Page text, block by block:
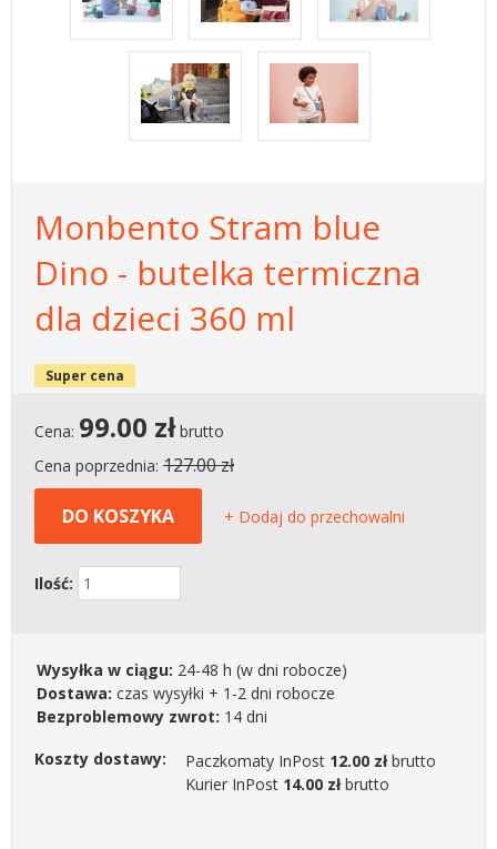
Monbento Stram blue
Dino - butelka termiczna
dla dzieci 360 ml
Super cena
Cena: 99.00 złbrutto
Cena poprzednia: 127.00 zł
DO KOSZYKA + Dodaj do przechowalni
Ilość:
Wysyłka w ciągu: 24-48 h (w dni robocze)
Dostawa: czas wysyłki + 1-2 dni robocze
Bezproblemowy zwrot: 14 dni
Koszty dostawy:
Paczkomaty InPost 12.00 złbrutto
Kurier InPost 14.00 złbrutto